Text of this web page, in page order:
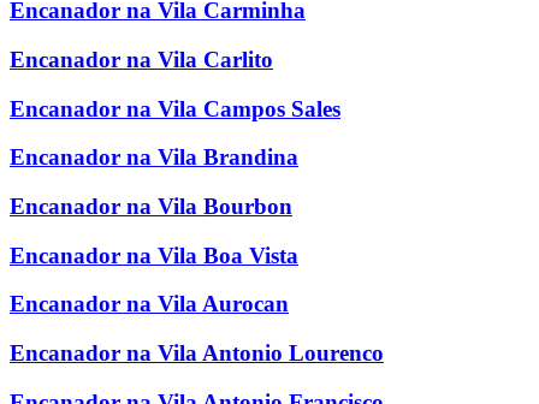
Encanador na Vila Carminha
Encanador na Vila Carlito
Encanador na Vila Campos Sales
Encanador na Vila Brandina
Encanador na Vila Bourbon
Encanador na Vila Boa Vista
Encanador na Vila Aurocan
Encanador na Vila Antonio Lourenco